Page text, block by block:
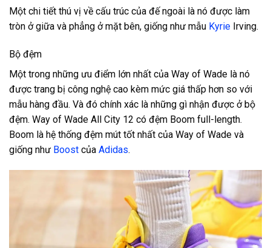
Một chi tiết thú vị về cấu trúc của đế ngoài là nó được làm
tròn ở giữa và phẳng ở mặt bên, giống như mẫu Kyrie Irving.
Bộ đệm
Một trong những ưu điểm lớn nhất của Way of Wade là nó
được trang bị công nghệ cao kèm mức giá thấp hơn so với
mẫu hàng đầu. Và đó chính xác là những gì nhận được ở bộ
đệm. Way of Wade All City 12 có đệm Boom full-length.
Boom là hệ thống đệm mút tốt nhất của Way of Wade và
giống như Boost của Adidas.